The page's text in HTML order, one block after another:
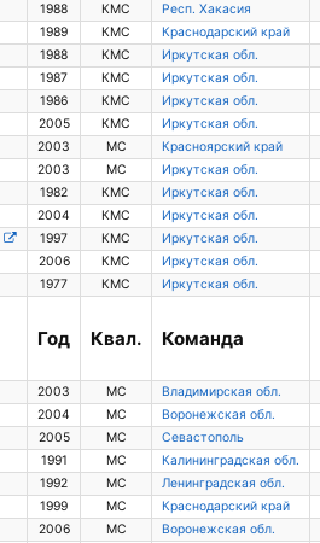
1988 КМС Респ. Хакасия
1989 КМС Краснодарский край
1988 КМС Иркутская обл.
1987 КМС Иркутская обл.
1986 КМС Иркутская обл.
2005 КМС Иркутская обл.
2003 МС Красноярский край
2003 МС Иркутская обл.
1982 КМС Иркутская обл.
2004 КМС Иркутская обл.
1997 КМС Иркутская обл.
2006 КМС Иркутская обл.
1977 КМС Иркутская обл.
Год Квал. Команда
2003 МС Владимирская обл.
2004 МС Воронежская обл.
2005 МС Севастополь
1991 МС Калининградская обл.
1992 МС Ленинградская обл.
1999 МС Краснодарский край
2006 МС Воронежская обл.